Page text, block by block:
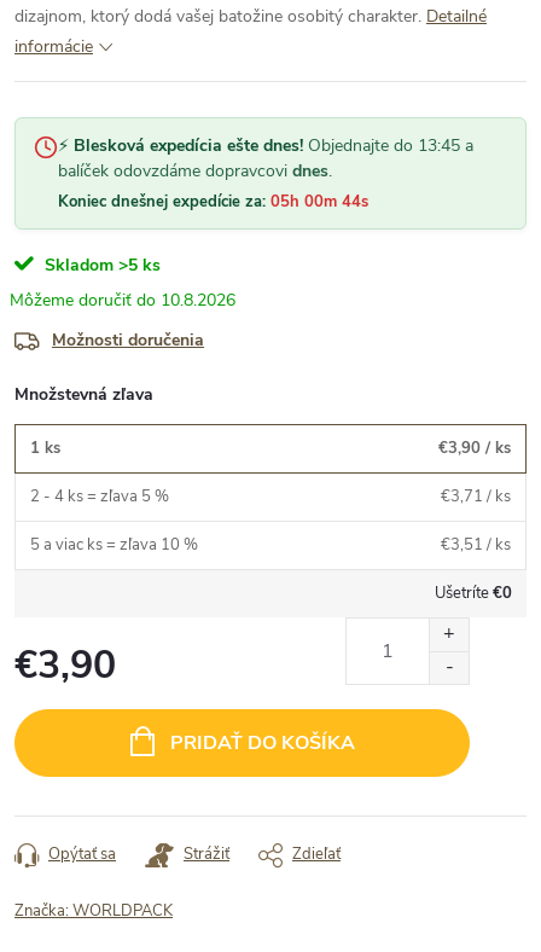
dizajnom, ktorý dodá vašej batožine osobitý charakter. Detailné
informácie
⚡ Blesková expedícia ešte dnes! Objednajte do 13:45 a
balíček odovzdáme dopravcovi dnes.
Koniec dnešnej expedície za: 05h 00m 44s
Skladom >5 ks
10.8.2026
Možnosti doručenia
Množstevná zľava
1 ks €3,90 / ks
2 - 4 ks = zľava 5 % €3,71 / ks
5 a viac ks = zľava 10 % €3,51 / ks
Ušetríte€0
€3,90
cena:
PRIDAŤ DO KOŠÍKA
Opýtať sa Strážiť Zdieľať
Značka:WORLDPACK